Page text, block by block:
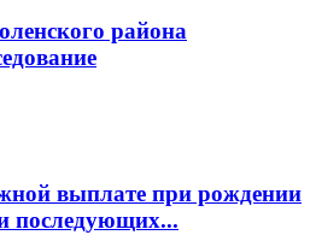
района
выплате при рождении
последующих...